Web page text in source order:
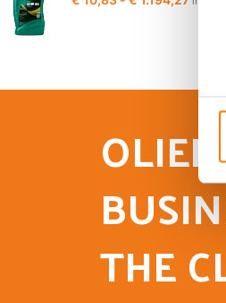
THE